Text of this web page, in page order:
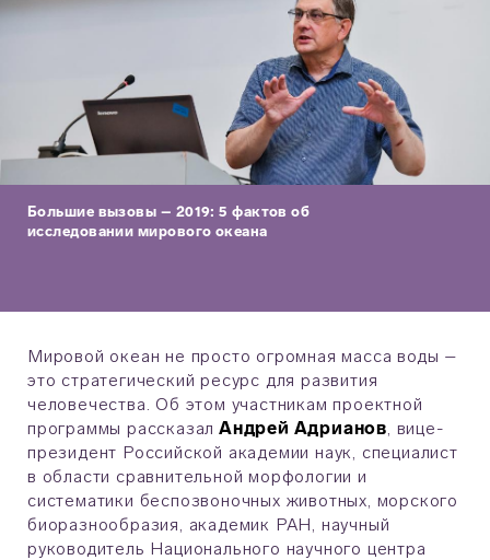
Большие вызовы – 2019: 5 фактов об
исследовании мирового океана
Мировой океан не просто огромная масса воды –
это стратегический ресурс для развития
человечества. Об этом участникам проектной
программы рассказал Андрей Адрианов, вице-
президент Российской академии наук, специалист
в области сравнительной морфологии и
систематики беспозвоночных животных, морского
биоразнообразия, академик РАН, научный
руководитель Национального научного центра